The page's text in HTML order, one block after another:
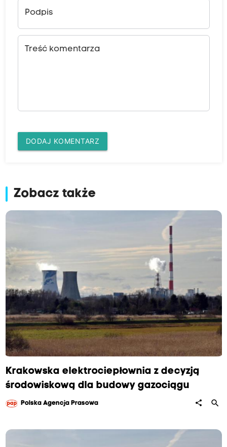
Podpis
Treść komentarza
DODAJ KOMENTARZ
Zobacz także
Krakowska elektrociepłownia z decyzją
środowiskową dla budowy gazociągu
Polska Agencja Prasowa share search